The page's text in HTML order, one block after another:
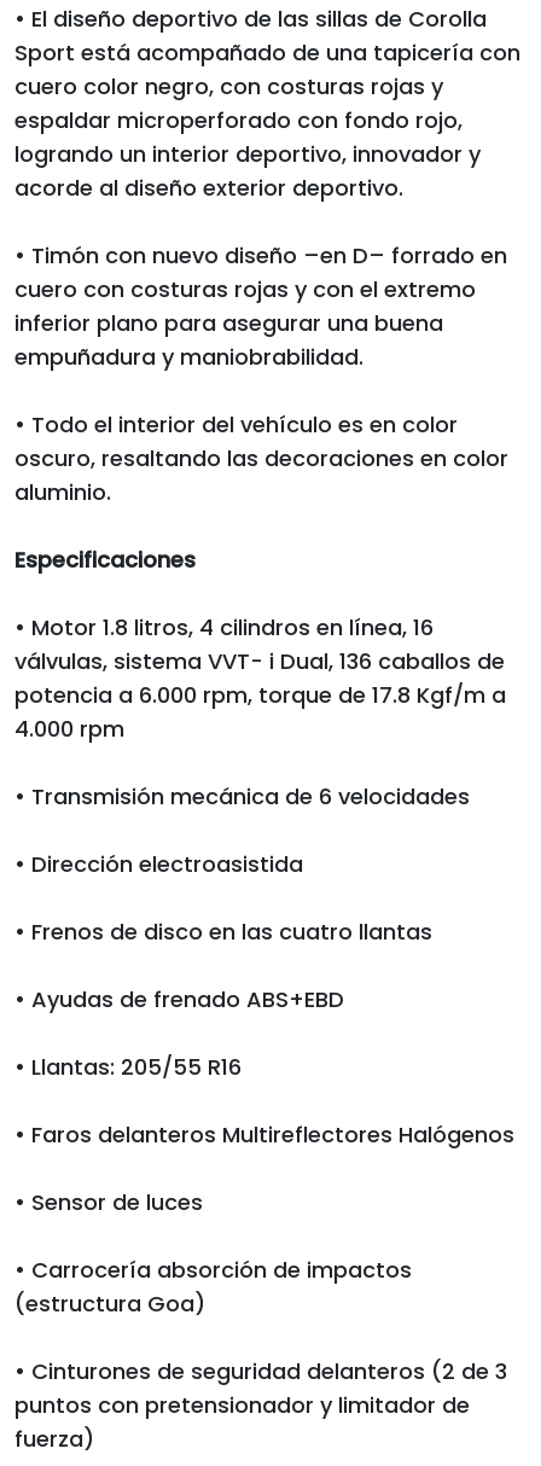
• El diseño deportivo de las sillas de Corolla
Sport está acompañado de una tapicería con
cuero color negro, con costuras rojas y
espaldar microperforado con fondo rojo,
logrando un interior deportivo, innovador y
acorde al diseño exterior deportivo.
• Timón con nuevo diseño –en D– forrado en
cuero con costuras rojas y con el extremo
inferior plano para asegurar una buena
empuñadura y maniobrabilidad.
• Todo el interior del vehículo es en color
oscuro, resaltando las decoraciones en color
aluminio.
Especificaciones
• Motor 1.8 litros, 4 cilindros en línea, 16
válvulas, sistema VVT- i Dual, 136 caballos de
potencia a 6.000 rpm, torque de 17.8 Kgf/m a
4.000 rpm
• Transmisión mecánica de 6 velocidades
• Dirección electroasistida
• Frenos de disco en las cuatro llantas
• Ayudas de frenado ABS+EBD
• Llantas: 205/55 R16
• Faros delanteros Multireflectores Halógenos
• Sensor de luces
• Carrocería absorción de impactos
(estructura Goa)
• Cinturones de seguridad delanteros (2 de 3
puntos con pretensionador y limitador de
fuerza)